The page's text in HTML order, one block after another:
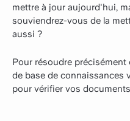
mettre à jour aujourd'hui,
souviendrez-vous de la
aussi ?
Pour résoudre
de base de connaissances
pour vérifier vos